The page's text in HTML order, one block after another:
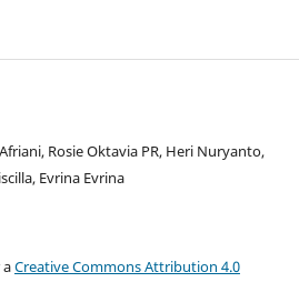
Rosie Oktavia PR, Heri Nuryanto,
Evrina Evrina
Creative Commons Attribution 4.0